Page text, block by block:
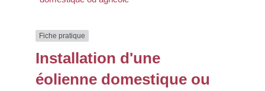
Fiche pratique
Installation d'une
éolienne domestique ou